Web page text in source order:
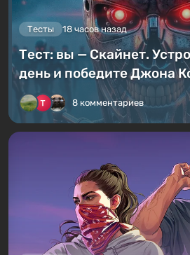
Тесты 18 часов назад
Тест: вы — Скайнет.
день и победите Джона
8 комментариев